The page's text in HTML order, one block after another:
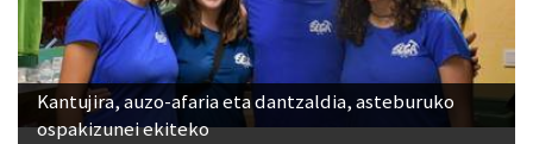
Kantujira, auzo-afaria eta dantzaldia, asteburuko
ospakizunei ekiteko